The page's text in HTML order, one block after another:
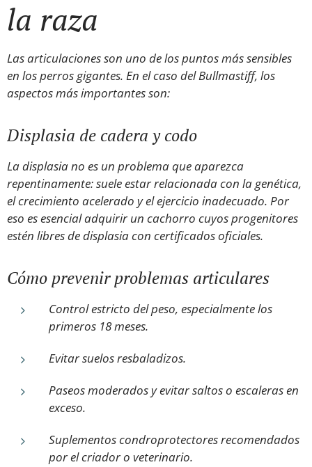
la raza
Las articulaciones son uno de los puntos más sensibles
en los perros gigantes. En el caso del Bullmastiff, los
aspectos más importantes son:
Displasia de cadera y codo
La displasia no es un problema que aparezca
repentinamente: suele estar relacionada con la genética,
el crecimiento acelerado y el ejercicio inadecuado. Por
eso es esencial adquirir un cachorro cuyos progenitores
estén libres de displasia con certificados oficiales.
Cómo prevenir problemas articulares
Control estricto del peso, especialmente los
primeros 18 meses.
Evitar suelos resbaladizos.
Paseos moderados y evitar saltos o escaleras en
exceso.
Suplementos condroprotectores recomendados
por el criador o veterinario.